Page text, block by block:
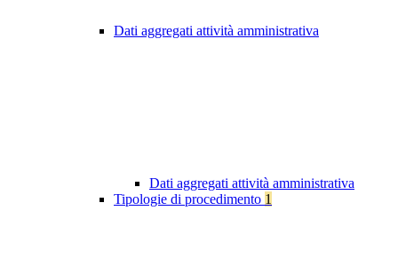
Dati aggregati attività amministrativa
Dati aggregati attività amministrativa
Tipologie di procedimento 1